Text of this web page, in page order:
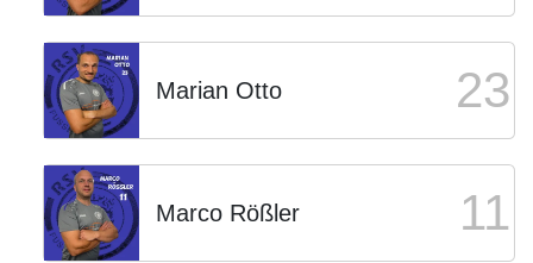
Marian Otto 23
Marco Rößler 11